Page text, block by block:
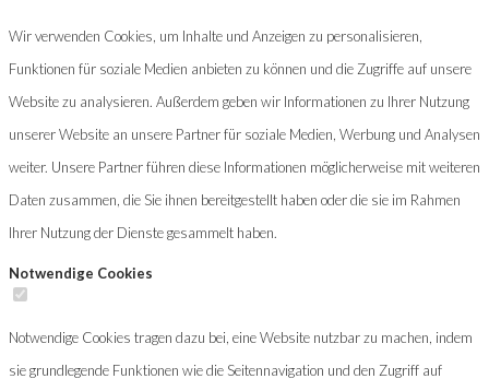
Wir verwenden Cookies, um Inhalte und Anzeigen zu personalisieren,
Funktionen für soziale Medien anbieten zu können und die Zugriffe auf unsere
Website zu analysieren. Außerdem geben wir Informationen zu Ihrer Nutzung
unserer Website an unsere Partner für soziale Medien, Werbung und Analysen
weiter. Unsere Partner führen diese Informationen möglicherweise mit weiteren
Daten zusammen, die Sie ihnen bereitgestellt haben oder die sie im Rahmen
Ihrer Nutzung der Dienste gesammelt haben.
Notwendige Cookies
Notwendige Cookies tragen dazu bei, eine Website nutzbar zu machen, indem
sie grundlegende Funktionen wie die Seitennavigation und den Zugriff auf